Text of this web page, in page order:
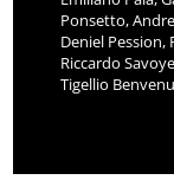
Ponsetto,
Deniel Pession,
Riccardo
Tigellio